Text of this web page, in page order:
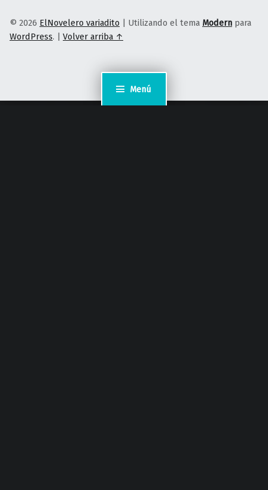
Menú
© 2026 ElNovelero variadito | Utilizando el tema Modern para
WordPress. | Volver arriba ↑